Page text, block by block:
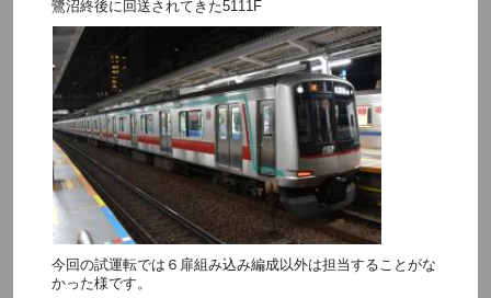
鷺沼終後に回送されてきた5111F
今回の試運転では６扉組み込み編成以外は担当することがな
かった様です。